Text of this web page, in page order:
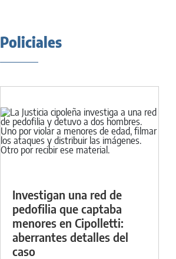
Policiales
Investigan una red de
pedofilia que captaba
menores en Cipolletti:
aberrantes detalles del
caso